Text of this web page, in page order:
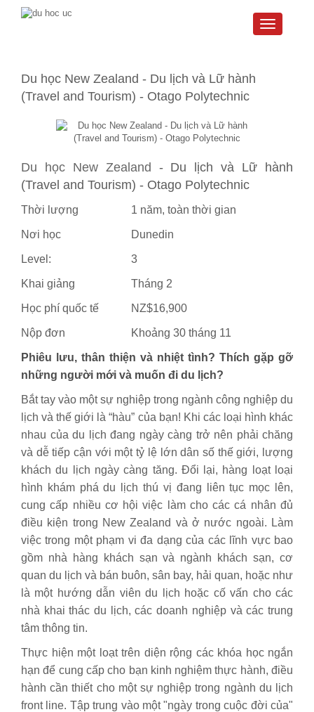
Toggle
Du học New Zealand - Du lịch và Lữ hành
(Travel and Tourism) - Otago Polytechnic
Du học New Zealand - Du lịch và Lữ hành
(Travel and Tourism) - Otago Polytechnic
Thời lượng 1 năm, toàn thời gian
Nơi học Dunedin
Level: 3
Khai giảng Tháng 2
Học phí quốc tế NZ$16,900
Nộp đơn Khoảng 30 tháng 11
Phiêu lưu, thân thiện và nhiệt tình? Thích gặp gỡ
những người mới và muốn đi du lịch?
Bắt tay vào một sự nghiệp trong ngành công nghiệp du
lịch và thế giới là “hàu” của bạn! Khi các loại hình khác
nhau của du lịch đang ngày càng trở nên phải chăng
và dễ tiếp cận với một tỷ lệ lớn dân số thế giới, lượng
khách du lịch ngày càng tăng. Đổi lại, hàng loạt loại
hình khám phá du lịch thú vị đang liên tục mọc lên,
cung cấp nhiều cơ hội việc làm cho các cá nhân đủ
điều kiện trong New Zealand và ở nước ngoài. Làm
việc trong một phạm vi đa dạng của các lĩnh vực bao
gồm nhà hàng khách sạn và ngành khách sạn, cơ
quan du lịch và bán buôn, sân bay, hải quan, hoặc như
là một hướng dẫn viên du lịch hoặc cố vấn cho các
nhà khai thác du lịch, các doanh nghiệp và các trung
tâm thông tin.
Thực hiện một loạt trên diện rộng các khóa học ngắn
hạn để cung cấp cho bạn kinh nghiệm thực hành, điều
hành cần thiết cho một sự nghiệp trong ngành du lịch
front line. Tập trung vào một "ngày trong cuộc đời của"